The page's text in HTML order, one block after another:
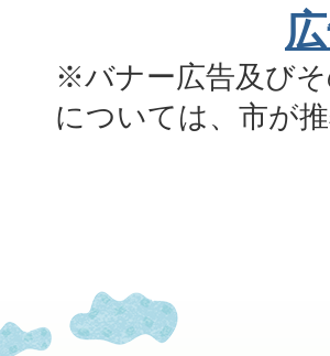
※バナー広告及び
については、市が